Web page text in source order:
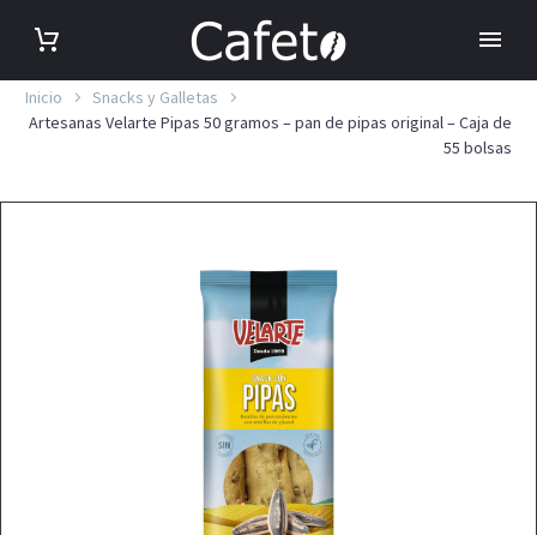
Inicio
Snacks y Galletas
Artesanas Velarte Pipas 50 gramos – pan de pipas original – Caja de
55 bolsas